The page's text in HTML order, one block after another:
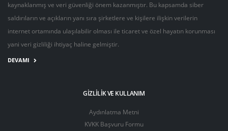
kaynaklanmış ve veri güvenliği önem kazanmıştır. Bu kapsamda siber
saldırıların ve açıkların yanı sıra şirketlere ve kişilere ilişkin verilerin
internet ortamında ulaşılabilir olması ile ticaret ve özel hayatın korunması
yani veri gizliliği ihtiyaç haline gelmiştir.
DEVAMI
GIZLILIK VE KULLANIM
Aydınlatma Metni
KVKK Başvuru Formu